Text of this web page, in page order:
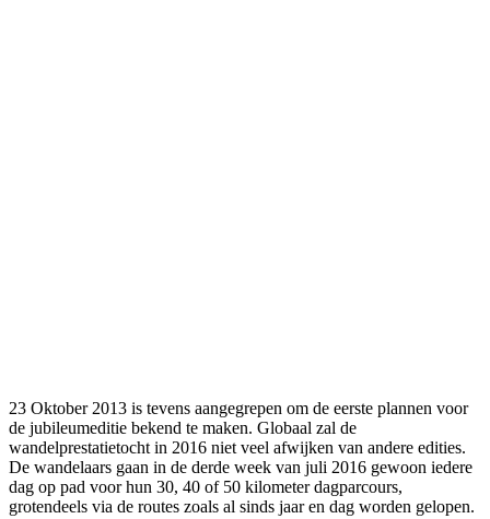
23 Oktober 2013 is tevens aangegrepen om de eerste plannen voor
de jubileumeditie bekend te maken. Globaal zal de
wandelprestatietocht in 2016 niet veel afwijken van andere edities.
De wandelaars gaan in de derde week van juli 2016 gewoon iedere
dag op pad voor hun 30, 40 of 50 kilometer dagparcours,
grotendeels via de routes zoals al sinds jaar en dag worden gelopen.